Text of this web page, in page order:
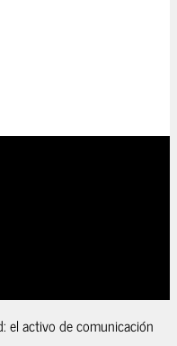
el activo de comunicación